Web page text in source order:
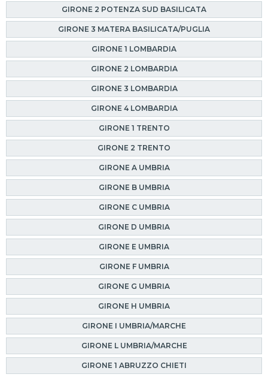
GIRONE 2 POTENZA SUD BASILICATA
GIRONE 3 MATERA BASILICATA/PUGLIA
GIRONE 1 LOMBARDIA
GIRONE 2 LOMBARDIA
GIRONE 3 LOMBARDIA
GIRONE 4 LOMBARDIA
GIRONE 1 TRENTO
GIRONE 2 TRENTO
GIRONE A UMBRIA
GIRONE B UMBRIA
GIRONE C UMBRIA
GIRONE D UMBRIA
GIRONE E UMBRIA
GIRONE F UMBRIA
GIRONE G UMBRIA
GIRONE H UMBRIA
GIRONE I UMBRIA/MARCHE
GIRONE L UMBRIA/MARCHE
GIRONE 1 ABRUZZO CHIETI